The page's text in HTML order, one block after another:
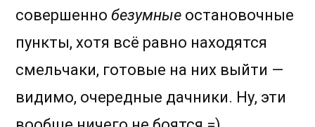
совершенно безумные остановочные
пункты, хотя всё равно находятся
смельчаки, готовые на них выйти —
видимо, очередные дачники. Ну, эти